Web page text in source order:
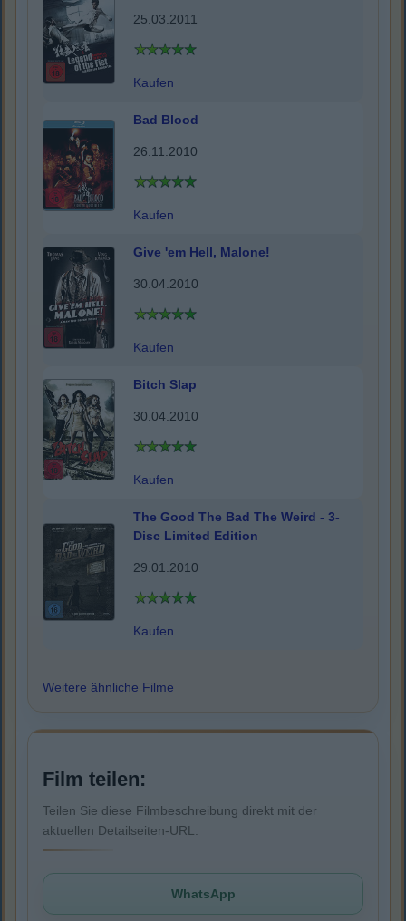
25.03.2011
Kaufen
Bad Blood
26.11.2010
Kaufen
Give 'em Hell, Malone!
30.04.2010
Kaufen
Bitch Slap
30.04.2010
Kaufen
The Good The Bad The Weird - 3-
Disc Limited Edition
29.01.2010
Kaufen
Weitere ähnliche Filme
Film teilen:
Teilen Sie diese Filmbeschreibung direkt mit der
aktuellen Detailseiten-URL.
WhatsApp